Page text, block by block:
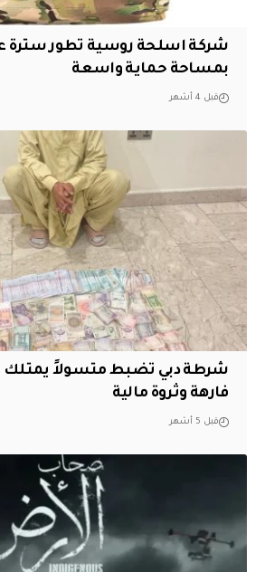
شركة اسلحة روسية تطور سترة
بمساحة حماية واسعة
قبل 4 أشهر
فارهة وثروة مالية
قبل 5 أشهر